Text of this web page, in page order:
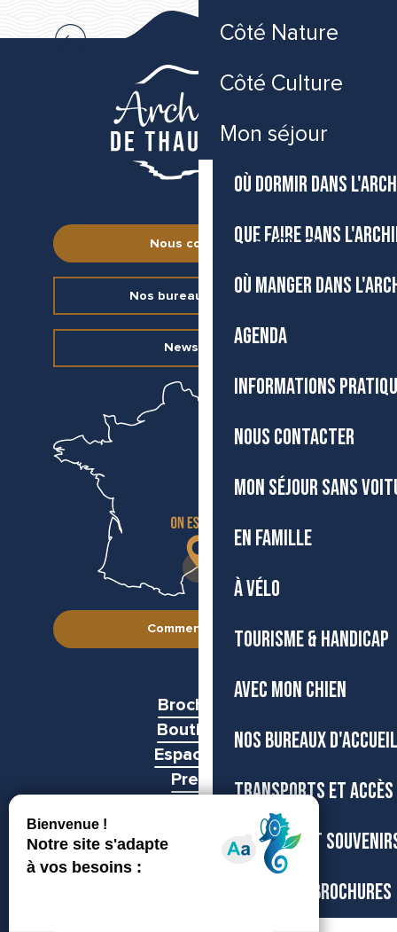
Côté Nature
Côté Culture
Mon séjour
OÙ DORMIR DANS
QUE FAIRE DANS
OÙ MANGER DANS
AGENDA
INFORMATIONS
NOUS CONTACTER
MON SÉJOUR SANS
EN FAMILLE
À VÉLO
TOURISME & HANDICAP
AVEC MON CHIEN
NOS BUREAUX D'ACCUEIL
TRANSPORTS ET ACCÈS
BOUTIQUE ET
CARTES ET BROCHURES
Les incontournables de Vic-la-Gardiole
Nous contacter
Nos bureaux d’accueil
Newsletter
Comment venir ?
Brochures
Boutiques
Espace pro
Presse